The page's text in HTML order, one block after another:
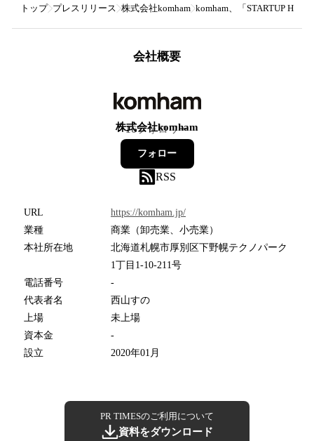
トップ プレスリリース 株式会社komham komham、「STARTUP
会社概要
株式会社komham
16フォロワー
フォロー
RSS
URL
https://komham.jp/
業種
商業（卸売業、小売業）
本社所在地
北海道札幌市厚別区下野幌テクノパーク
1丁目1-10-211号
電話番号
-
代表者名
西山すの
上場
未上場
資本金
-
設立
2020年01月
PR TIMESのご利用について
資料をダウンロード